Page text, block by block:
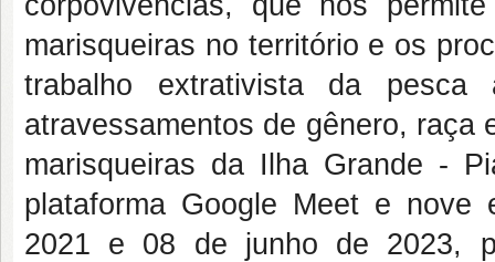
marisqueiras no território e os
trabalho extrativista da pesca
atravessamentos de gênero, raça
marisqueiras da Ilha Grande -
plataforma Google Meet e
2021 e 08 de junho de 2023,